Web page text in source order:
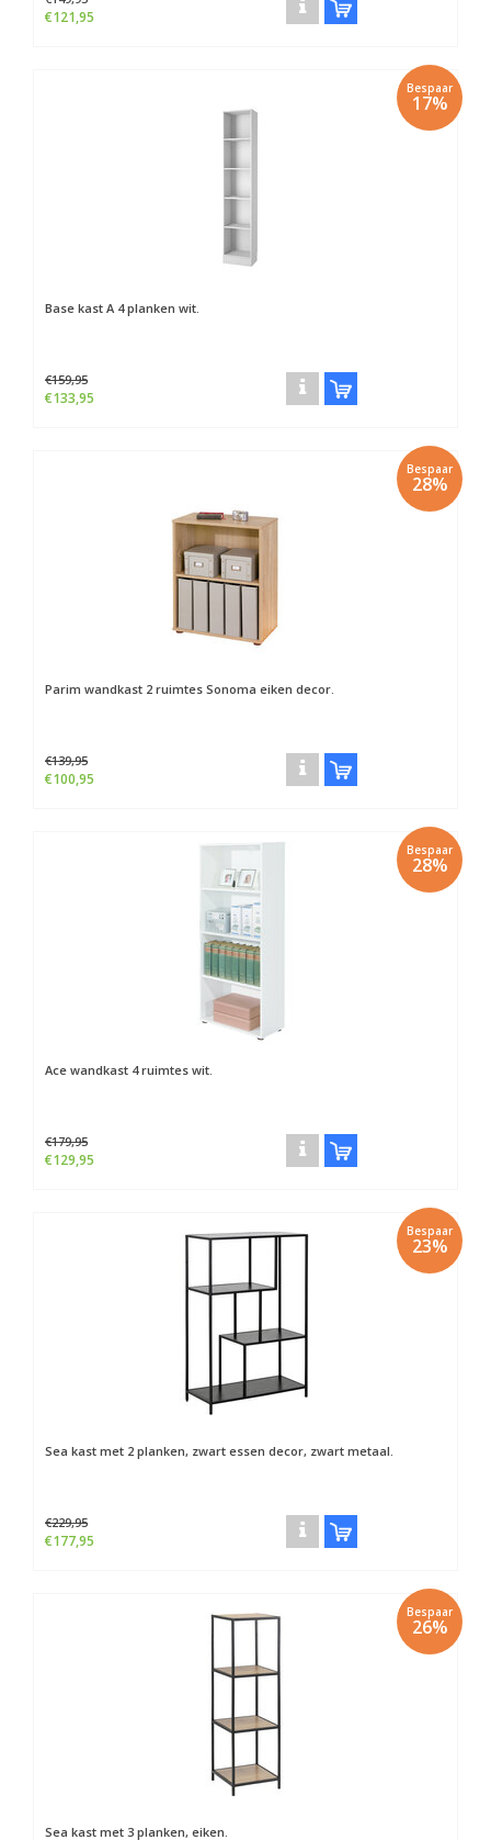
€121,95
Bespaar
17%
Base kast A 4 planken wit.
€159,95
€133,95
Bespaar
28%
Parim wandkast 2 ruimtes Sonoma eiken decor.
€139,95
€100,95
Bespaar
28%
Ace wandkast 4 ruimtes wit.
€179,95
€129,95
Bespaar
23%
Sea kast met 2 planken, zwart essen decor, zwart metaal.
€229,95
€177,95
Bespaar
26%
Sea kast met 3 planken, eiken.